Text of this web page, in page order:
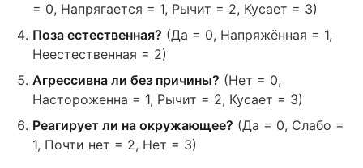
= 0, Напрягается = 1, Рычит = 2, Кусает = 3)
Поза естественная? (Да = 0, Напряжённая = 1,
Неестественная = 2)
Агрессивна ли без причины? (Нет = 0,
Настороженна = 1, Рычит = 2, Кусает = 3)
Реагирует ли на окружающее? (Да = 0, Слабо =
1, Почти нет = 2, Нет = 3)